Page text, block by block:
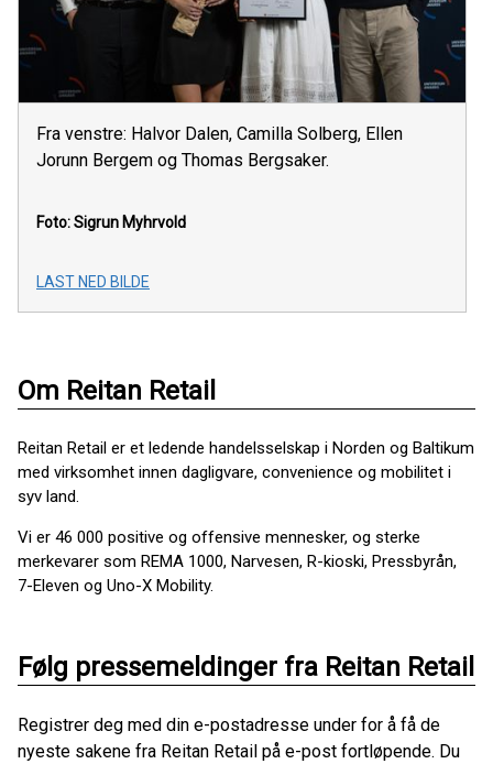
Fra venstre: Halvor Dalen, Camilla Solberg, Ellen
Jorunn Bergem og Thomas Bergsaker.
Foto: Sigrun Myhrvold
LAST NED BILDE
Om Reitan Retail
Reitan Retail er et ledende handelsselskap i Norden og Baltikum
med virksomhet innen dagligvare, convenience og mobilitet i
syv land.
Vi er 46 000 positive og offensive mennesker, og sterke
merkevarer som REMA 1000, Narvesen, R-kioski, Pressbyrån,
7-Eleven og Uno-X Mobility.
Følg pressemeldinger fra Reitan Retail
Registrer deg med din e-postadresse under for å få de
nyeste sakene fra Reitan Retail på e-post fortløpende. Du